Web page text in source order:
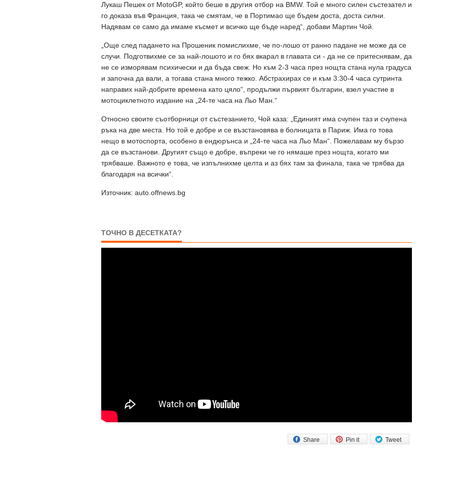
Лукаш Пешек от MotoGP, който беше в другия отбор на BMW. Той е много силен състезател и
го доказа във Франция, така че смятам, че в Портимао ще бъдем доста, доста силни.
Надявам се само да имаме късмет и всичко ще бъде наред“, добави Мартин Чой.
„Още след падането на Прошеник помислихме, че по-лошо от ранно падане не може да се
случи. Подготвихме се за най-лошото и го бях вкарал в главата си - да не се притеснявам, да
не се изморявам психически и да бъда свеж. Но към 2-3 часа през нощта стана нула градуса
и започна да вали, а тогава стана много тежко. Абстрахирах се и към 3:30-4 часа сутринта
направих най-добрите времена като цяло“, продължи първият българин, взел участие в
мотоциклетното издание на „24-те часа на Льо Ман.“
Относно своите съотборници от състезанието, Чой каза: „Единият има счупен таз и счупена
ръка на две места. Но той е добре и се възстановява в болницата в Париж. Има го това
нещо в мотоспорта, особено в ендюрънса и „24-те часа на Льо Ман“. Пожелавам му бързо
да се възстанови. Другият също е добре, въпреки че го нямаше през нощта, когато ми
трябваше. Важното е това, че изпълнихме целта и аз бях там за финала, така че трябва да
благодаря на всички“.
Източник: auto.offnews.bg
ТОЧНО В ДЕСЕТКАТА?
Tweet
Pin it
Share